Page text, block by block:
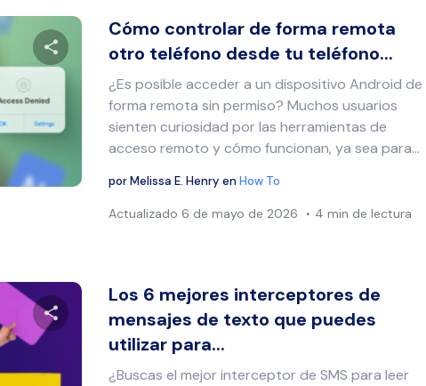
Comparte este artículo
Twitter
Cómo controlar de forma remota
otro teléfono desde tu teléfono...
¿Es posible acceder a un dispositivo Android de
forma remota sin permiso? Muchos usuarios
sienten curiosidad por las herramientas de
acceso remoto y cómo funcionan, ya sea para...
porMelissa E. Henry enHow To
Actualizado 6 de mayo de 2026 4 min de lectura
Comparte este artículo
Los 6 mejores interceptores de
mensajes de texto que puedes
utilizar para...
¿Buscas el mejor interceptor de SMS para leer